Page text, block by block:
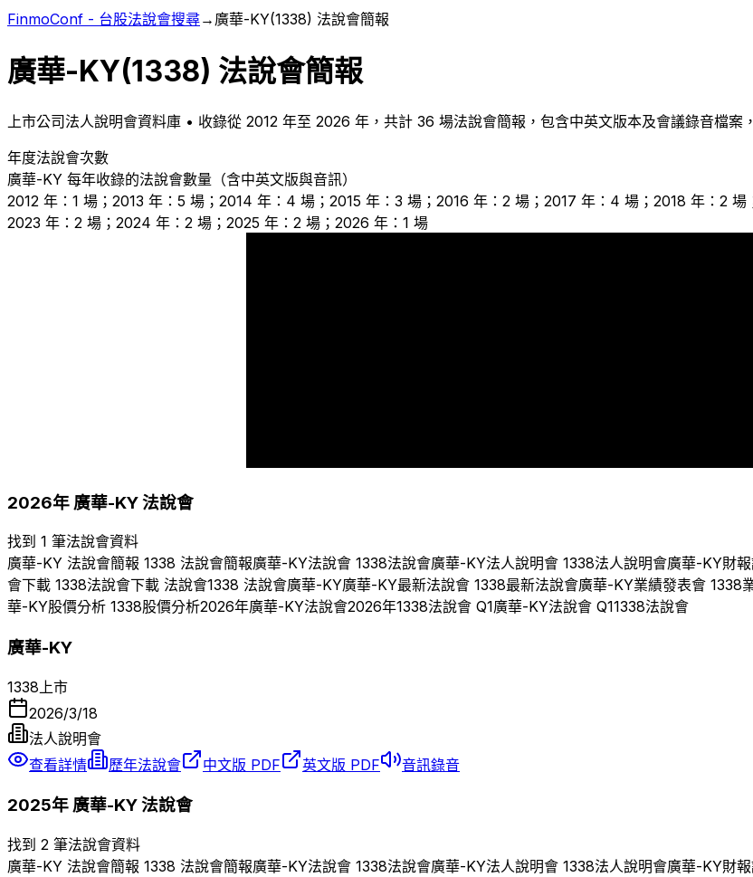
FinmoConf - 台股法說會搜尋→ 廣華-KY(1338) 法說會簡報
廣華-KY(1338) 法說會簡報
上市公司法人說明會資料庫 • 收錄從 2012 年至 2026 年，共計 36 場法說會簡報，包含中英文版本及會議錄音檔案
年度法說會次數
廣華-KY 每年收錄的法說會數量（含中英文版與音訊）
2012 年：1 場；2013 年：5 場；2014 年：4 場；2015 年：3 場；2016 年：2 場；2017 年：4 場；2018 年：2
2023 年：2 場；2024 年：2 場；2025 年：2 場；2026 年：1 場
2026年 廣華-KY法說會
找到 1 筆法說會資料
廣華-KY 法說會簡報 1338 法說會簡報廣華-KY法說會 1338法說會廣華-KY法人說明會 1338法人說明會廣華-KY財
會下載 1338法說會下載 法說會1338 法說會廣華-KY廣華-KY最新法說會 1338最新法說會廣華-KY業績發表會 1338
華-KY股價分析 1338股價分析2026年廣華-KY法說會2026年1338法說會 Q1廣華-KY法說會 Q11338法說會
廣華-KY
1338 上市
2026/3/18
法人說明會
查看詳情
歷年法說會 中文版 PDF 英文版 PDF 音訊錄音
2025年 廣華-KY法說會
找到 2 筆法說會資料
廣華-KY 法說會簡報 1338 法說會簡報廣華-KY法說會 1338法說會廣華-KY法人說明會 1338法人說明會廣華-KY財